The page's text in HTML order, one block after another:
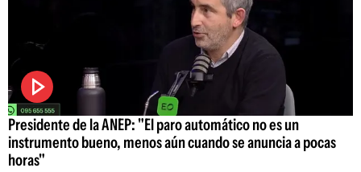
Presidente de la ANEP: "El paro automático no es un
instrumento bueno, menos aún cuando se anuncia a pocas
horas"